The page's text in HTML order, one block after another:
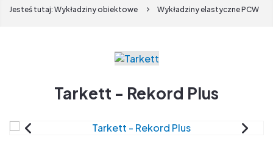
Jesteś tutaj: Wykładziny obiektowe Wykładziny elastyczne PCW
Tarkett - Rekord Plus